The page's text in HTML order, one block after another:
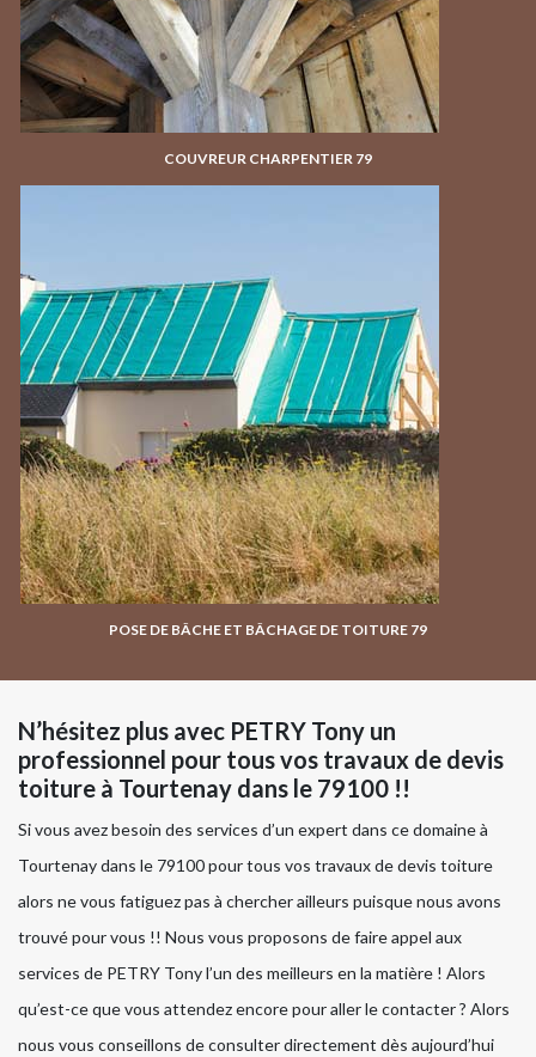
COUVREUR CHARPENTIER 79
POSE DE BÂCHE ET BÂCHAGE DE TOITURE 79
N’hésitez plus avec PETRY Tony un
professionnel pour tous vos travaux de devis
toiture à Tourtenay dans le 79100 !!
Si vous avez besoin des services d’un expert dans ce domaine à
Tourtenay dans le 79100 pour tous vos travaux de devis toiture
alors ne vous fatiguez pas à chercher ailleurs puisque nous avons
trouvé pour vous !! Nous vous proposons de faire appel aux
services de PETRY Tony l’un des meilleurs en la matière ! Alors
qu’est-ce que vous attendez encore pour aller le contacter ? Alors
nous vous conseillons de consulter directement dès aujourd’hui